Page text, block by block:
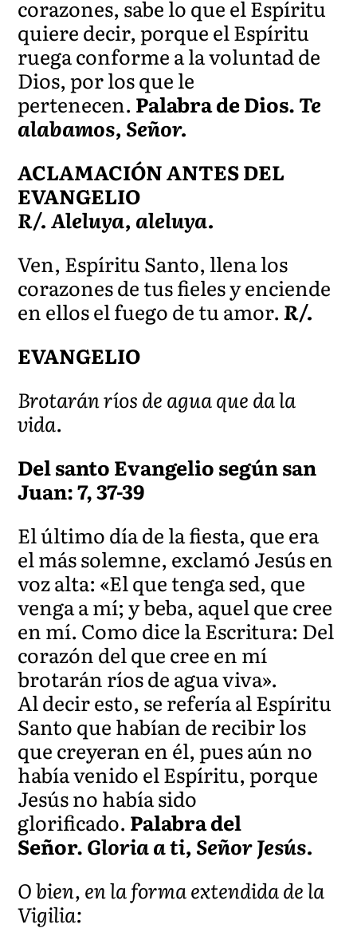
corazones, sabe lo que el Espíritu
quiere decir, porque el Espíritu
ruega conforme a la voluntad de
Dios, por los que le
pertenecen. Palabra de Dios.Te
alabamos, Señor.
ACLAMACIÓN ANTES DEL
EVANGELIO
R/. Aleluya, aleluya.
Ven, Espíritu Santo, llena los
corazones de tus fieles y enciende
en ellos el fuego de tu amor.R/.
EVANGELIO
Brotarán ríos de agua que da la
vida.
Del santo Evangelio según san
Juan: 7, 37-39
El último día de la fiesta, que era
el más solemne, exclamó Jesús en
voz alta: «El que tenga sed, que
venga a mí; y beba, aquel que cree
en mí. Como dice la Escritura: Del
corazón del que cree en mí
brotarán ríos de agua viva».
Al decir esto, se refería al Espíritu
Santo que habían de recibir los
que creyeran en él, pues aún no
había venido el Espíritu, porque
Jesús no había sido
glorificado. Palabra del
Señor.Gloria a ti, Señor Jesús.
O bien, en la forma extendida de la
Vigilia: